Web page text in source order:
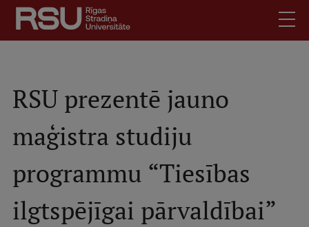
Pārlekt
galveno
saturu
Mobile
augšējā
izvēlne
Studentiem
Absolventiem
Darbiniekiem
Darba devējiem
RSU prezentē jauno
maģistra studiju
programmu “Tiesības
ilgtspējīgai pārvaldībai”